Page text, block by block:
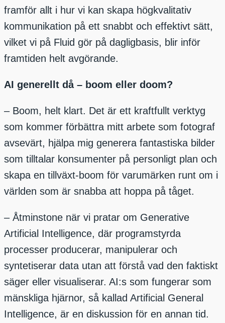
framför allt i hur vi kan skapa högkvalitativ
kommunikation på ett snabbt och effektivt sätt,
vilket vi på Fluid gör på dagligbasis, blir inför
framtiden helt avgörande.
AI generellt då – boom eller doom?
– Boom, helt klart. Det är ett kraftfullt verktyg
som kommer förbättra mitt arbete som fotograf
avsevärt, hjälpa mig generera fantastiska bilder
som tilltalar konsumenter på personligt plan och
skapa en tillväxt-boom för varumärken runt om i
världen som är snabba att hoppa på tåget.
– Åtminstone när vi pratar om Generative
Artificial Intelligence, där programstyrda
processer producerar, manipulerar och
syntetiserar data utan att förstå vad den faktiskt
säger eller visualiserar. AI:s som fungerar som
mänskliga hjärnor, så kallad Artificial General
Intelligence, är en diskussion för en annan tid.